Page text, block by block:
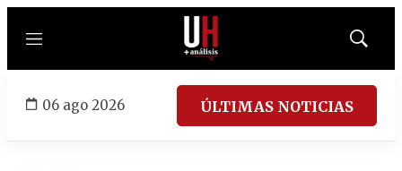
Menú
Mostrar
06 ago 2026 ÚLTIMAS NOTICIAS